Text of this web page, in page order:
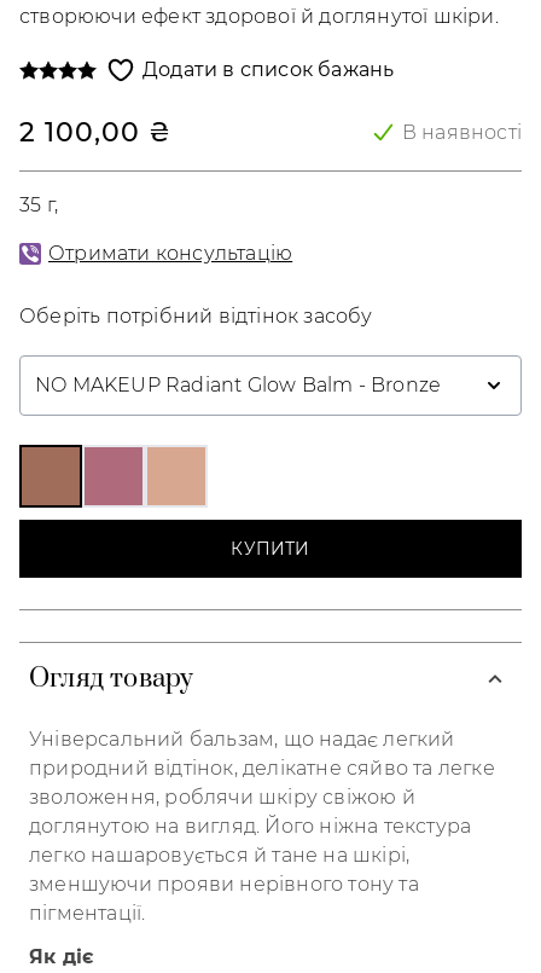
створюючи ефект здорової й доглянутої шкіри.
Додати в список бажань
2 100,00 ₴ В наявності
35 г
Отримати консультацію
Оберіть потрібний відтінок засобу
NO MAKEUP Radiant Glow Balm - Bronze
КУПИТИ
Огляд товару
Універсальний бальзам, що надає легкий
природний відтінок, делікатне сяйво та легке
зволоження, роблячи шкіру свіжою й
доглянутою на вигляд. Його ніжна текстура
легко нашаровується й тане на шкірі,
зменшуючи прояви нерівного тону та
пігментації.
Як діє